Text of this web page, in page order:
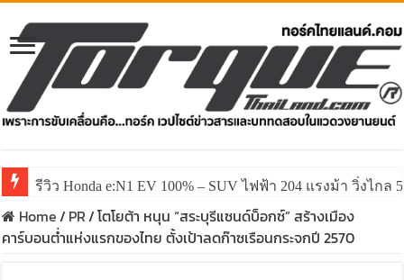
รีวิว Honda e:N1 EV 100% – SUV ไฟฟ้า 204 แรงม้า วิ่งไกล
Home/ PR/โตโยต้า หนุน “สระบุรีแซนด์บ็อกซ์” สร้างเมือง
คาร์บอนต่ำแห่งแรกของไทย ตั้งเป้าลดก๊าซเรือนกระจกปี 2570